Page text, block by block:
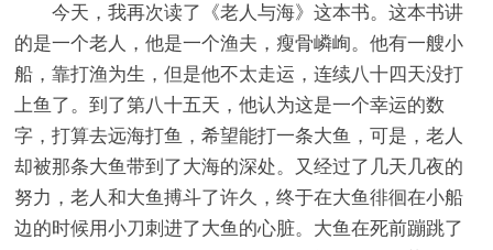
今天，我再次读了《老人与海》这本书。这本书讲
的是一个老人，他是一个渔夫，瘦骨嶙峋。他有一艘小
船，靠打渔为生，但是他不太走运，连续八十四天没打
上鱼了。到了第八十五天，他认为这是一个幸运的数
字，打算去远海打鱼，希望能打一条大鱼，可是，老人
却被那条大鱼带到了大海的深处。又经过了几天几夜的
努力，老人和大鱼搏斗了许久，终于在大鱼徘徊在小船
边的时候用小刀刺进了大鱼的心脏。大鱼在死前蹦跳了